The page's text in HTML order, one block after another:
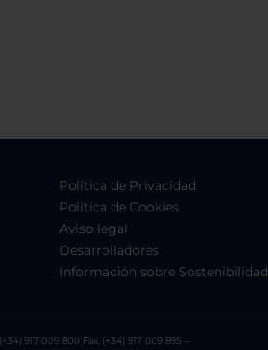
Política de Privacidad
Política de Cookies
Aviso legal
Desarrolladores
Información sobre Sostenibilidad
917 009 800 Fax. (+34) 917 009 895 –